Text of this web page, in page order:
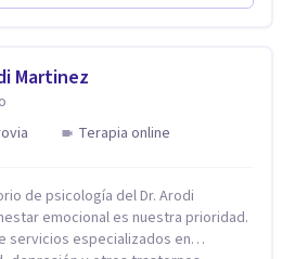
y estrategias basadas en la
Martinez
Terapia online
de psicología del Dr. Arodi
emocional es nuestra prioridad.
servicios especializados en